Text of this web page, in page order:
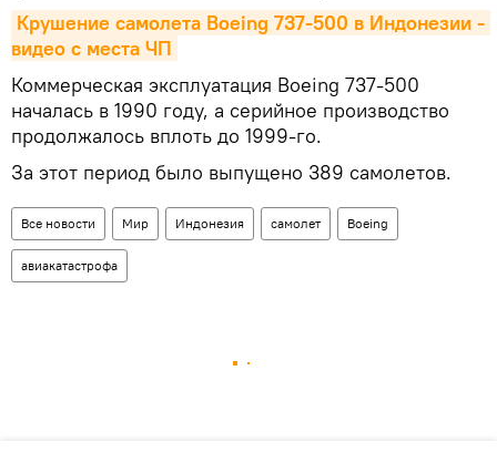
Крушение самолета Boeing 737-500 в Индонезии -
видео с места ЧП
Коммерческая эксплуатация Boeing 737-500
началась в 1990 году, а серийное производство
продолжалось вплоть до 1999-го.
За этот период было выпущено 389 самолетов.
Все новости Мир Индонезия самолет Boeing
авиакатастрофа